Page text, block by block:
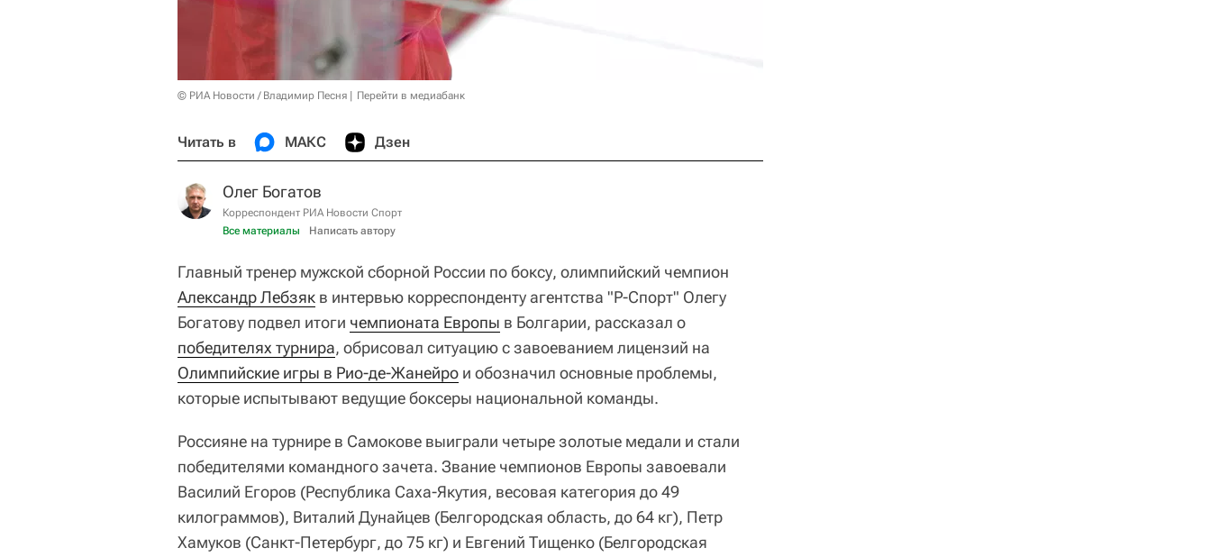
© РИА Новости / Владимир Песня Перейти в медиабанк
Читать в МАКС Дзен
Олег Богатов
Корреспондент РИА Новости Спорт
Все материалы
Написать автору
Главный тренер мужской сборной России по боксу, олимпийский чемпион
Александр Лебзяк в интервью корреспонденту агентства "Р-Спорт" Олегу
Богатову подвел итоги чемпионата Европы в Болгарии, рассказал о
победителях турнира, обрисовал ситуацию с завоеванием лицензий на
Олимпийские игры в Рио-де-Жанейро и обозначил основные проблемы,
которые испытывают ведущие боксеры национальной команды.
Россияне на турнире в Самокове выиграли четыре золотые медали и стали
победителями командного зачета. Звание чемпионов Европы завоевали
Василий Егоров (Республика Саха-Якутия, весовая категория до 49
килограммов), Виталий Дунайцев (Белгородская область, до 64 кг), Петр
Хамуков (Санкт-Петербург, до 75 кг) и Евгений Тищенко (Белгородская